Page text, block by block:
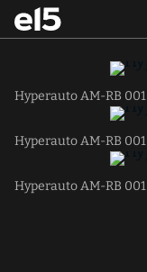
Hyperauto AM-RB 001
Hyperauto AM-RB 001
Hyperauto AM-RB 001